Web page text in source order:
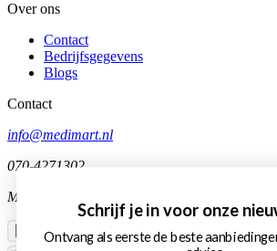
Over ons
Contact
Bedrijfsgegevens
Blogs
Contact
info@medimart.nl
070-4271302
Ma-Vr 10:00-12:00
Schrijf je in voor onze
Ontvang als eerste de beste